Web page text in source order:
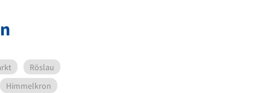
Röslau
Himmelkron